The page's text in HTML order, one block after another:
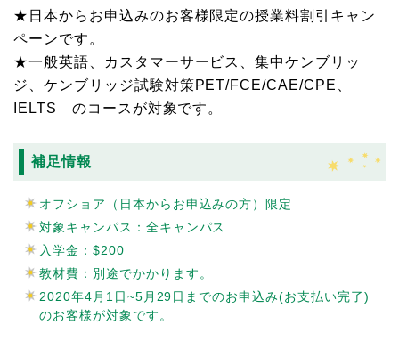
★日本からお申込みのお客様限定の授業料割引キャン
ペーンです。
★一般英語、カスタマーサービス、集中ケンブリッ
ジ、ケンブリッジ試験対策PET/FCE/CAE/CPE、
IELTS のコースが対象です。
補足情報
オフショア（日本からお申込みの方）限定
対象キャンパス：全キャンパス
入学金：$200
教材費：別途でかかります。
2020年4月1日~5月29日までのお申込み(お支払い完了)
のお客様が対象です。